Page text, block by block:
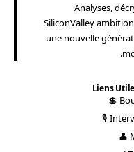
Analyses,
SiliconValley
une nouvelle
Liens